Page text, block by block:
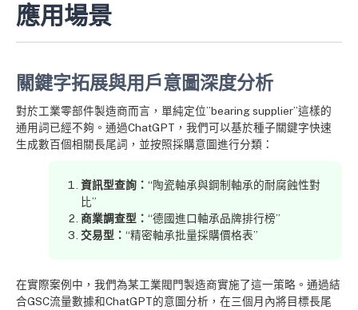
應用場景
關鍵字拓展與用戶意圖深度分析
對於工業零部件製造商而言，單純定位”bearing supplier”這樣的
通用詞已經不夠。通過ChatGPT，我們可以基於種子關鍵字快速
生成數百個相關長尾詞，並按照採購意圖進行分類：
資訊型查詢：“陶瓷軸承與鋼制軸承的耐腐蝕性對
比”
商業調查型：“德國進口軸承品牌排行榜”
交易型：“精密軸承批量採購價格表”
在實際案例中，我們為某工業閥門製造商實施了這一策略。通過結
合GSC流量數據和ChatGPT的意圖分析，在三個月內將目標長尾